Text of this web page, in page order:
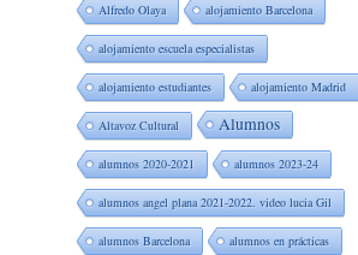
Alfredo Olaya alojamiento Barcelona
alojamiento escuela especialistas
alojamiento estudiantes alojamiento Madrid
Altavoz Cultural Alumnos
alumnos 2020-2021 alumnos 2023-24
alumnos angel plana 2021-2022. video lucia Gil
alumnos Barcelona alumnos en prácticas